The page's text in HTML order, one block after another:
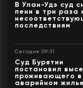
В Улан-Удэ суд
пени в три раза
последствиям
Сегодня 09:31
Суд Бурятии
постановил
проживающего в
аварийном жилье